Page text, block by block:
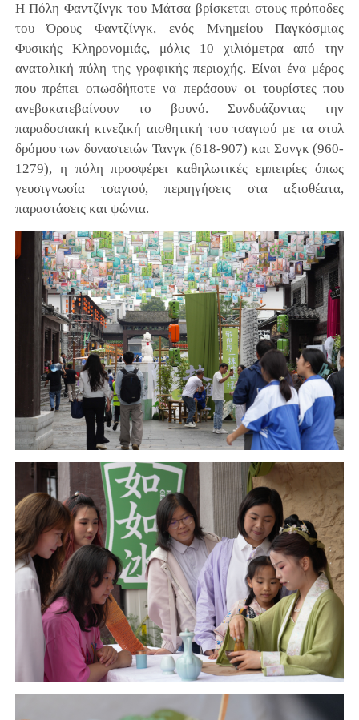
Η Πόλη Φαντζίνγκ του Μάτσα βρίσκεται στους πρόποδες
του Όρους Φαντζίνγκ, ενός Μνημείου Παγκόσμιας
Φυσικής Κληρονομιάς, μόλις 10 χιλιόμετρα από την
ανατολική πύλη της γραφικής περιοχής. Είναι ένα μέρος
που πρέπει οπωσδήποτε να περάσουν οι τουρίστες που
ανεβοκατεβαίνουν το βουνό. Συνδυάζοντας την
παραδοσιακή κινεζική αισθητική του τσαγιού με τα στυλ
δρόμου των δυναστειών Τανγκ (618-907) και Σονγκ (960-
1279), η πόλη προσφέρει καθηλωτικές εμπειρίες όπως
γευσιγνωσία τσαγιού, περιηγήσεις στα αξιοθέατα,
παραστάσεις και ψώνια.